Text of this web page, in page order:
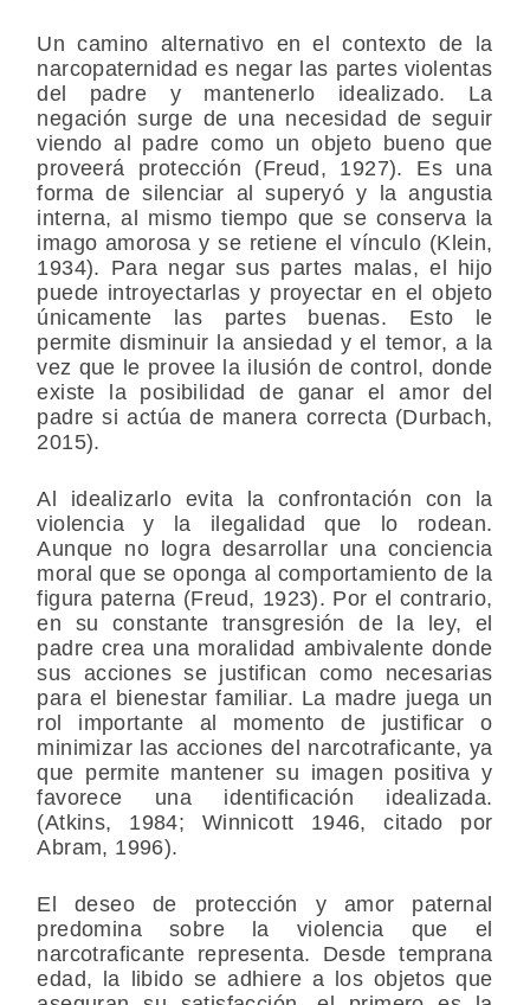
Un camino alternativo en el contexto de la
narcopaternidad es negar las partes violentas
del padre y mantenerlo idealizado. La
negación surge de una necesidad de seguir
viendo al padre como un objeto bueno que
proveerá protección (Freud, 1927). Es una
forma de silenciar al superyó y la angustia
interna, al mismo tiempo que se conserva la
imago amorosa y se retiene el vínculo (Klein,
1934). Para negar sus partes malas, el hijo
puede introyectarlas y proyectar en el objeto
únicamente las partes buenas. Esto le
permite disminuir la ansiedad y el temor, a la
vez que le provee la ilusión de control, donde
existe la posibilidad de ganar el amor del
padre si actúa de manera correcta (Durbach,
2015).
Al idealizarlo evita la confrontación con la
violencia y la ilegalidad que lo rodean.
Aunque no logra desarrollar una conciencia
moral que se oponga al comportamiento de la
figura paterna (Freud, 1923). Por el contrario,
en su constante transgresión de la ley, el
padre crea una moralidad ambivalente donde
sus acciones se justifican como necesarias
para el bienestar familiar. La madre juega un
rol importante al momento de justificar o
minimizar las acciones del narcotraficante, ya
que permite mantener su imagen positiva y
favorece una identificación idealizada.
(Atkins, 1984; Winnicott 1946, citado por
Abram, 1996).
El deseo de protección y amor paternal
predomina sobre la violencia que el
narcotraficante representa. Desde temprana
edad, la libido se adhiere a los objetos que